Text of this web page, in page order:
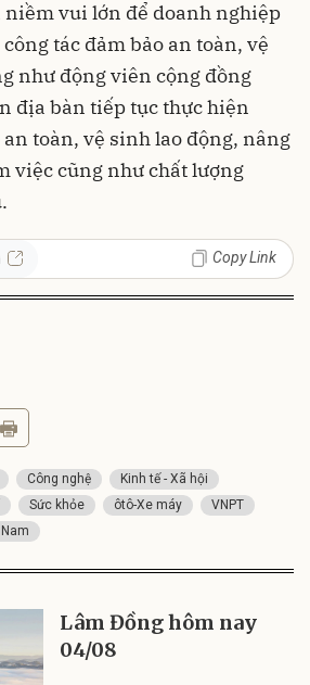
vui lớn để doanh nghiệp
tác đảm bảo an toàn, vệ
như động viên cộng đồng
địa bàn tiếp tục thực hiện
toàn, vệ sinh lao động, nâng
việc cũng như chất lượng
Copy Link
Công nghệ
Kinh tế - Xã hội
Sức khỏe ôtô-Xe máy
VNPT
Lâm Đồng hôm nay
04/08